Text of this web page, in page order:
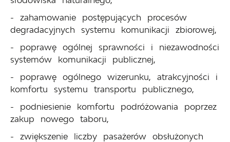
- zahamowanie postępujących procesów
degradacyjnych systemu komunikacji zbiorowej,
- poprawę ogólnej sprawności i niezawodności
systemów komunikacji publicznej,
- poprawę ogólnego wizerunku, atrakcyjności i
komfortu systemu transportu publicznego,
- podniesienie komfortu podróżowania poprzez
zakup nowego taboru,
- zwiększenie liczby pasażerów obsłużonych